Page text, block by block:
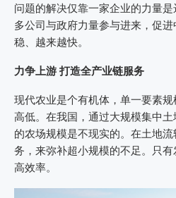
问题的解决仅靠一家企业的力量
多公司与政府力量参与进来，促
稳、越来越快。
力争上游 打造全产业链服务
现代农业是个有机体，单一要素
高低。在我国，通过大规模集中
的农场规模是不现实的。在土地
务，来弥补超小规模的不足。只
高效率。